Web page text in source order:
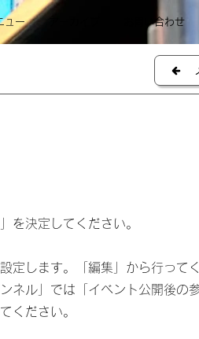
ュー お問い合わせ
を決定してください。
定します。「編集」から行って
ネル」 では「イベント公開後の
ください。